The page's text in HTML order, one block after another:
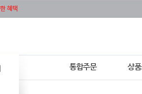
통합주문 상